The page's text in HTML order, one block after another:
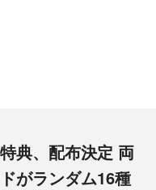
典、配布決定 両
がランダム16種